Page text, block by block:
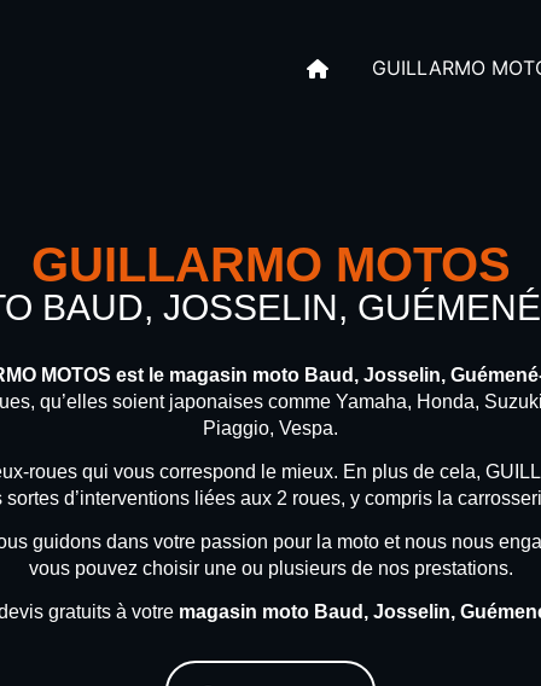
GUILLARMO
GUILLARMO MOTOS
BAUD, JOSSELIN,
MOTOS est le magasin moto Baud, Josselin,
qu’elles soient japonaises comme Yamaha, Honda,
Piaggio, Vespa.
roues qui vous correspond le mieux. En plus de cela,
d’interventions liées aux 2 roues, y compris la
guidons dans votre passion pour la moto et nous nous
vous pouvez choisir une ou plusieurs de nos prestations.
gratuits à votre magasin moto Baud, Josselin,